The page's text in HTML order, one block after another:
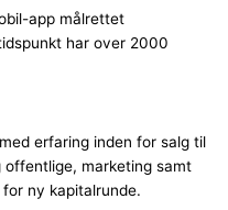
app målrettet
har over 2000
erfaring inden for salg til
marketing samt
ny kapitalrunde.